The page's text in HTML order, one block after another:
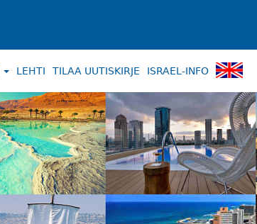
LEHTI TILAA UUTISKIRJE ISRAEL-INFO